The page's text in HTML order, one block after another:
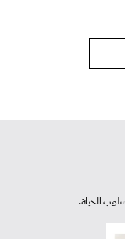
الحياة.